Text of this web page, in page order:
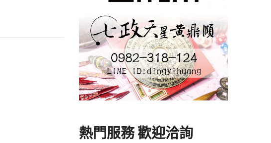
熱門服務 歡迎洽詢